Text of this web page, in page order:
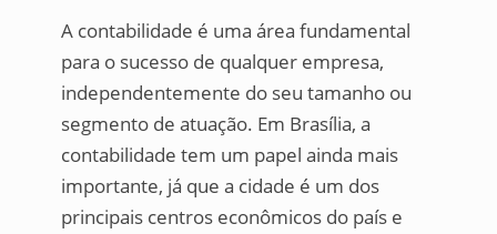
A contabilidade é uma área fundamental
para o sucesso de qualquer empresa,
independentemente do seu tamanho ou
segmento de atuação. Em Brasília, a
contabilidade tem um papel ainda mais
importante, já que a cidade é um dos
principais centros econômicos do país e